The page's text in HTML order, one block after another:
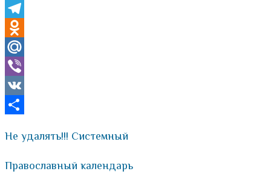
Skype
Telegram
Odnoklassniki
Mail.Ru
Viber
VK
Не удалять!!! Системный
Православный календарь